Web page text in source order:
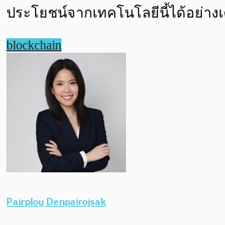
ประโยชน์จากเทคโนโลยีนี้ได้อย่าง
blockchain
Pairploy Denpairojsak